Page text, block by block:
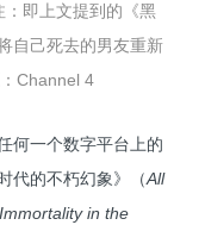
即上文提到的《黑
自己死去的男友重新
Channel 4
何一个数字平台上的
代的不朽幻象》（All
in the